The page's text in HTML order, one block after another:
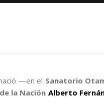
—en el Sanatorio
la Nación Alberto